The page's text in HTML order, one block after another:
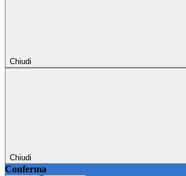
Chiudi
Chiudi
Conferma